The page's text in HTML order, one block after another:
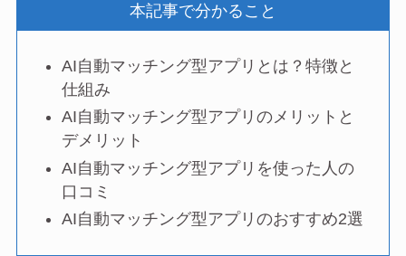
本記事で分かること
AI自動マッチング型アプリとは？特徴と
仕組み
AI自動マッチング型アプリのメリットと
デメリット
AI自動マッチング型アプリを使った人の
口コミ
AI自動マッチング型アプリのおすすめ2選